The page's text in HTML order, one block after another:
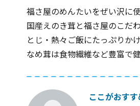
福さ屋のめんたいをぜい沢に
国産えのき茸と福さ屋のこだ
とじ・熱々ご飯にたっぷりか
なめ茸は食物繊維など豊富で
ここがおすす